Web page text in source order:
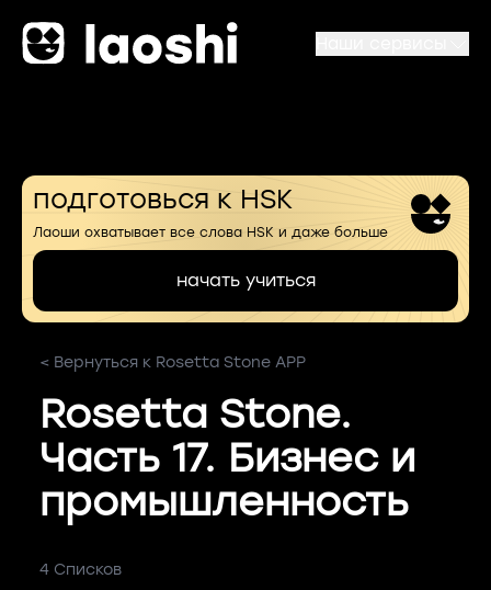
подготовься к HSK
Лаоши охватывает все слова HSK и даже больше
начать учиться
< Вернуться к Rosetta Stone APP
Rosetta Stone.
Часть 17. Бизнес и
промышленность
4 Списков